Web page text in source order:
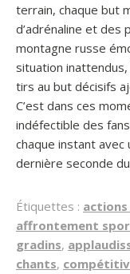
terrain, chaque but
d’adrénaline et des
montagne russe
situation
tirs au but décisifs
C’est dans ces
indéfectible des
chaque instant avec
dernière seconde
Étiquettes :
affrontement
gradins,
chants,